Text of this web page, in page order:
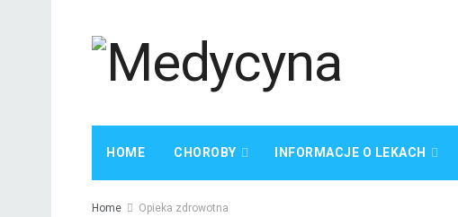
HOME CHOROBY INFORMACJE O LEKACH
Home Opieka zdrowotna